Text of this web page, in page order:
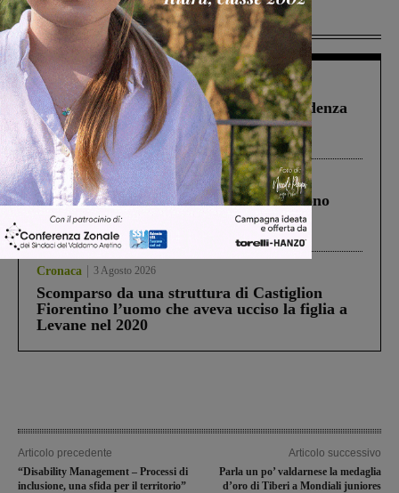
Più lette
Figline Incisa Valdarno 1 Agosto 2026
Piscina di Figline finanziata oltre la scadenza
Pnrr, il gruppo di Fratelli d’Italia: “Un
ringraziamento al Governo”
Cronaca 4 Agosto 2026
Un anno fa la strage in A1 in cui morirono
Gianni, Giulia e Franco. Lo schianto, il
processo, lo stop ai sorpassi fra tir....
Cronaca 3 Agosto 2026
Scomparso da una struttura di Castiglion
Fiorentino l’uomo che aveva ucciso la figlia a
Levane nel 2020
Articolo precedente
“Disability Management – Processi di
inclusione, una sfida per il territorio”
Articolo successivo
Parla un po’ valdarnese la medaglia
d’oro di Tiberi a Mondiali juniores